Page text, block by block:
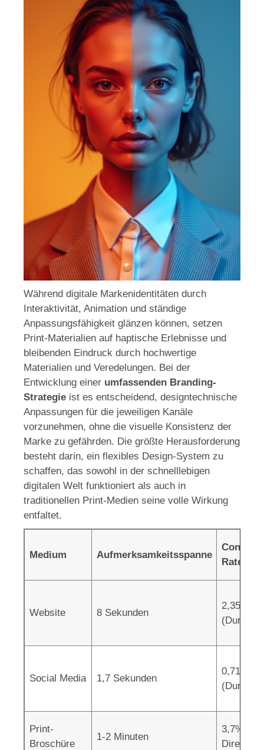
Während digitale Markenidentitäten durch
Interaktivität, Animation und ständige
Anpassungsfähigkeit glänzen können, setzen
Print-Materialien auf haptische Erlebnisse und
bleibenden Eindruck durch hochwertige
Materialien und Veredelungen. Bei der
Entwicklung einer umfassenden Branding-
Strategie ist es entscheidend, designtechnische
Anpassungen für die jeweiligen Kanäle
vorzunehmen, ohne die visuelle Konsistenz der
Marke zu gefährden. Die größte Herausforderung
besteht darin, ein flexibles Design-System zu
schaffen, das sowohl in der schnelllebigen
digitalen Welt funktioniert als auch in
traditionellen Print-Medien seine volle Wirkung
entfaltet.
Medium Aufmerksamkeitsspanne
Rate
Website 8 Sekunden
2,35%
Social Media 1,7 Sekunden
0,71%
Print-
Broschüre
1-2 Minuten
3,7% (bei